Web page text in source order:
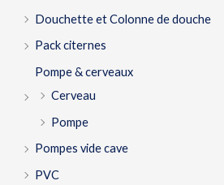
Douchette et Colonne de douche
Pack citernes
Pompe & cerveaux
Cerveau
Pompe
Pompes vide cave
PVC